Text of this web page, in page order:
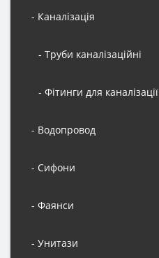
- Каналізація
- Труби каналізаційні
- Фітинги для каналізації
- Водопровод
- Сифони
- Фаянси
- Унитази